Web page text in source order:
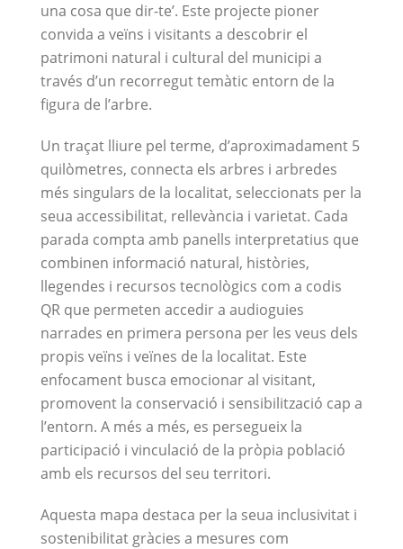
una cosa que dir-te’. Este projecte pioner
convida a veïns i visitants a descobrir el
patrimoni natural i cultural del municipi a
través d’un recorregut temàtic entorn de la
figura de l’arbre.
Un traçat lliure pel terme, d’aproximadament 5
quilòmetres, connecta els arbres i arbredes
més singulars de la localitat, seleccionats per la
seua accessibilitat, rellevància i varietat. Cada
parada compta amb panells interpretatius que
combinen informació natural, històries,
llegendes i recursos tecnològics com a codis
QR que permeten accedir a audioguies
narrades en primera persona per les veus dels
propis veïns i veïnes de la localitat. Este
enfocament busca emocionar al visitant,
promovent la conservació i sensibilització cap a
l’entorn. A més a més, es persegueix la
participació i vinculació de la pròpia població
amb els recursos del seu territori.
Aquesta mapa destaca per la seua inclusivitat i
sostenibilitat gràcies a mesures com